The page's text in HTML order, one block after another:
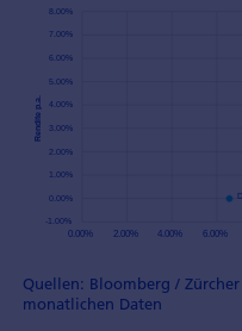
Quellen: Bloomberg /
monatlichen Daten